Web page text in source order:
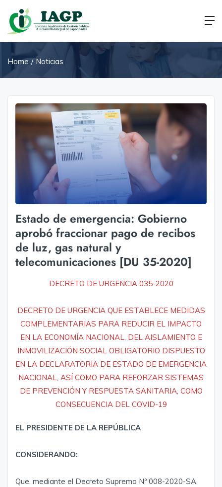
Home Noticias
Estado de emergencia: Gobierno
aprobó fraccionar pago de recibos
de luz, gas natural y
telecomunicaciones [DU 35-2020]
DECRETO DE URGENCIA 035-2020
DECRETO DE URGENCIA QUE ESTABLECE MEDIDAS
COMPLEMENTARIAS PARA REDUCIR EL IMPACTO
EN LA ECONOMÍA NACIONAL, DEL AISLAMIENTO E
INMOVILIZACIÓN SOCIAL OBLIGATORIO DISPUESTO
EN LA DECLARATORIA DE ESTADO DE EMERGENCIA
NACIONAL, ASÍ COMO PARA REFORZAR SISTEMAS
DE PREVENCIÓN Y RESPUESTA SANITARIA, COMO
CONSECUENCIA DEL COVID-19
EL PRESIDENTE DE LA REPÚBLICA
CONSIDERANDO:
Que, mediante el Decreto Supremo Nº 008-2020-SA,